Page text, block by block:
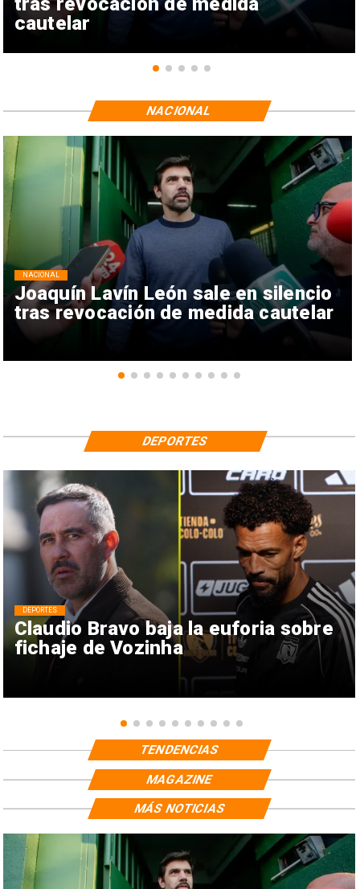
cautelar
Joaquín Lavín León sale en silencio
tras revocación de medida cautelar
NACIONAL
NACIONAL
Claudio Bravo baja la euforia sobre
fichaje de Vozinha
DEPORTES
DEPORTES
TENDENCIAS
MAGAZINE
MÁS NOTICIAS